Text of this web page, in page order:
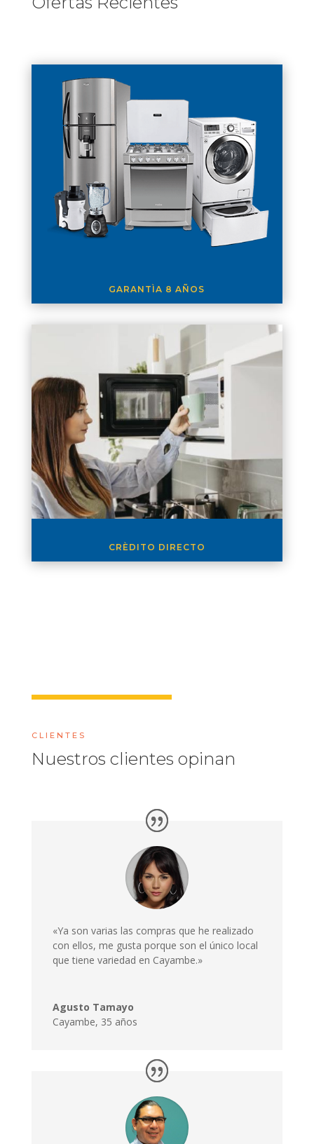
GARANTÌA 8 AÑOS
CRÈDITO DIRECTO
CLIENTES
Nuestros clientes opinan
«Ya son varias las compras que he realizado
con ellos, me gusta porque son el único local
que tiene variedad en Cayambe.»
Agusto Tamayo
Cayambe, 35 años